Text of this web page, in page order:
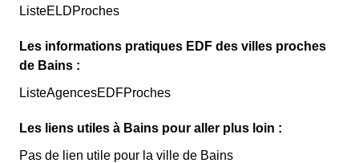
ListeELDProches
Les informations pratiques EDF des villes proches
de Bains :
ListeAgencesEDFProches
Les liens utiles à Bains pour aller plus loin :
Pas de lien utile pour la ville de Bains